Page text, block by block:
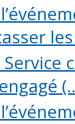
les
Service